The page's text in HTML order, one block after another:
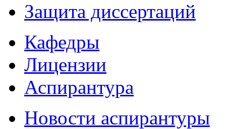
Защита диссертаций
Кафедры
Лицензии
Аспирантура
Новости аспирантуры